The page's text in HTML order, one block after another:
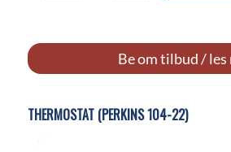
Be om tilbud / les
THERMOSTAT (PERKINS 104-22)